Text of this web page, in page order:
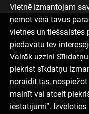
Vietnē izmantojam
ņemot vērā tavus
vietnes un tiešsaistes
piedāvātu tev
Vairāk uzzini
piekrist sīkdatņu
noraidīt tās, nospiežot
mainīt vai atcelt
iestatījumi”.
Sazinies ar mums
6701 0000
Mēs sociālajos tīklos